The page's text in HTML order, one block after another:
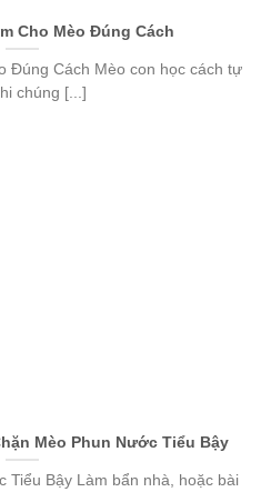
Cho Mèo Đúng Cách
Đúng Cách Mèo con học cách tự
chúng [...]
Mèo Phun Nước Tiểu Bậy
Tiểu Bậy Làm bẩn nhà, hoặc bài